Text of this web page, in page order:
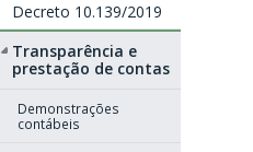
Decreto 10.139/2019
Transparência e
prestação de contas
Demonstrações
contábeis